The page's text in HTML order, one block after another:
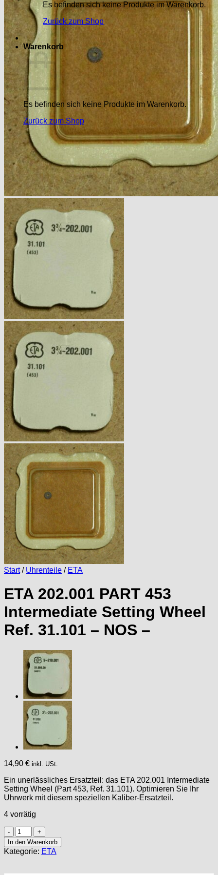
Es befinden sich keine Produkte im Warenkorb.
Zurück zum Shop
Warenkorb
Es befinden sich keine Produkte im Warenkorb.
Zurück zum Shop
Start / Uhrenteile / ETA
ETA 202.001 PART 453
Intermediate Setting Wheel
Ref. 31.101 – NOS –
14,90 € inkl. USt.
Ein unerlässliches Ersatzteil: das ETA 202.001 Intermediate
Setting Wheel (Part 453, Ref. 31.101). Optimieren Sie Ihr
Uhrwerk mit diesem speziellen Kaliber-Ersatzteil.
4 vorrätig
ETA
202.001
PART
453
In den Warenkorb
Kategorie: ETA